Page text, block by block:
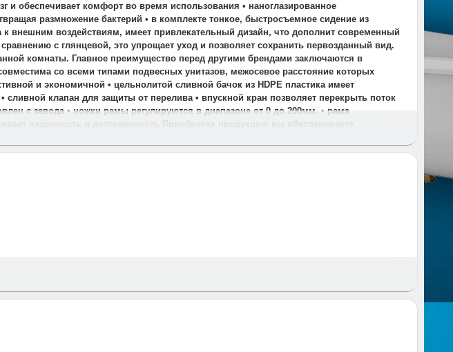
и обеспечивает комфорт во время использования • наноглазированное
размножение бактерий • в комплекте тонкое, быстросъемное сидение из
внешним воздействиям, имеет привлекательный дизайн, что дополнит современный
с глянцевой, это упрощает уход и позволяет сохранить первозданный вид.
комнаты. Главное преимущество перед другими брендами заключаются в
со всеми типами подвесных унитазов, межосевое расстояние которых
и экономичной • цельнолитой сливной бачок из HDPE пластика имеет
клапан для защиты от перелива • впускной кран позволяет перекрыть поток
с завода • ножки рамы регулируются в диапазоне от 0 до 200мм. • рама
надежность и долговечность Приобретая продукцию вы обеспечиваете
оговариваем удобную дату и время и предупреждаем за час до приезда.